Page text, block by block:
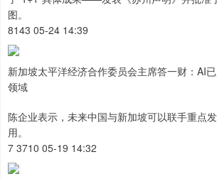
图。
8143 05-24 14:39
新加坡太平洋经济合作委员会主席答一财：AI
领域
陈企业表示，未来中国与新加坡可以联手重点
用。
7 3710 05-19 14:32